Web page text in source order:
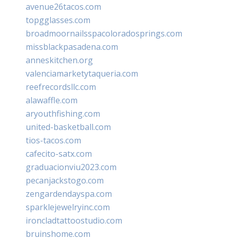
avenue26tacos.com
topgglasses.com
broadmoornailsspacoloradosprings.com
missblackpasadena.com
anneskitchen.org
valenciamarketytaqueria.com
reefrecordsllc.com
alawaffle.com
aryouthfishing.com
united-basketball.com
tios-tacos.com
cafecito-satx.com
graduacionviu2023.com
pecanjackstogo.com
zengardendayspa.com
sparklejewelryinc.com
ironcladtattoostudio.com
bruinshome.com